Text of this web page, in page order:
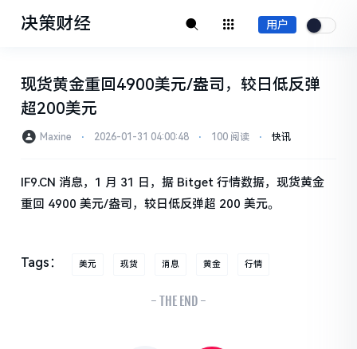
决策财经 用户
现货黄金重回4900美元/盎司，较日低反弹
超200美元
Maxine ⋅ 2026-01-31 04:00:48 ⋅ 100 阅读 ⋅ 快讯
IF9.CN 消息，1 月 31 日，据 Bitget 行情数据，现货黄金
重回 4900 美元/盎司，较日低反弹超 200 美元。
Tags： 美元 现货 消息 黄金 行情
- THE END -